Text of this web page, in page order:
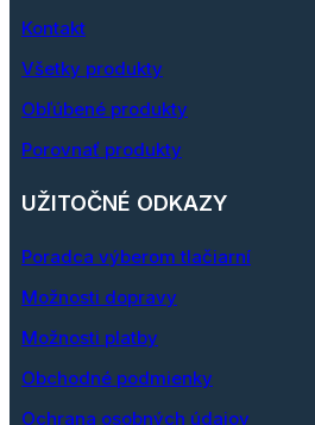
Kontakt
Všetky produkty
Obľúbené produkty
Porovnať produkty
UŽITOČNÉ ODKAZY
Poradca výberom tlačiarní
Možnosti dopravy
Možnosti platby
Obchodné podmienky
Ochrana osobných údajov